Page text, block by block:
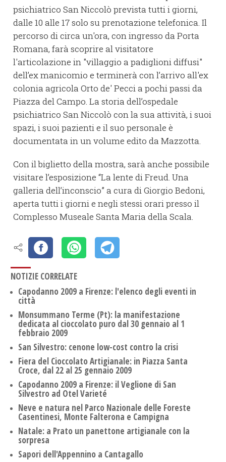
psichiatrico San Niccolò prevista tutti i giorni,
dalle 10 alle 17 solo su prenotazione telefonica. Il
percorso di circa un'ora, con ingresso da Porta
Romana, farà scoprire al visitatore
l'articolazione in "villaggio a padiglioni diffusi"
dell’ex manicomio e terminerà con l’arrivo all'ex
colonia agricola Orto de' Pecci a pochi passi da
Piazza del Campo. La storia dell’ospedale
psichiatrico San Niccolò con la sua attività, i suoi
spazi, i suoi pazienti e il suo personale è
documentata in un volume edito da Mazzotta.
Con il biglietto della mostra, sarà anche possibile
visitare l’esposizione “La lente di Freud. Una
galleria dell’inconscio” a cura di Giorgio Bedoni,
aperta tutti i giorni e negli stessi orari presso il
Complesso Museale Santa Maria della Scala.
NOTIZIE CORRELATE
Capodanno 2009 a Firenze: l'elenco degli eventi in
città
Monsummano Terme (Pt): la manifestazione
dedicata al cioccolato puro dal 30 gennaio al 1
febbraio 2009
San Silvestro: cenone low-cost contro la crisi
Fiera del Cioccolato Artigianale: in Piazza Santa
Croce, dal 22 al 25 gennaio 2009
Capodanno 2009 a Firenze: il Veglione di San
Silvestro ad Otel Varieté
Neve e natura nel Parco Nazionale delle Foreste
Casentinesi, Monte Falterona e Campigna
Natale: a Prato un panettone artigianale con la
sorpresa
Sapori dell'Appennino a Cantagallo